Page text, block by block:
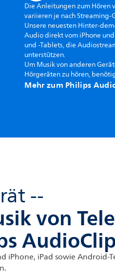
Die Anleitungen zum Hören
variieren je nach
Unsere neuesten Hinter-
Audio direkt vom iPhone
und -Tablets, die
unterstützen.
Um Musik von anderen
Hörgeräten zu hören,
Mehr zum Philips
--
von
iPhone, iPad sowie Android-